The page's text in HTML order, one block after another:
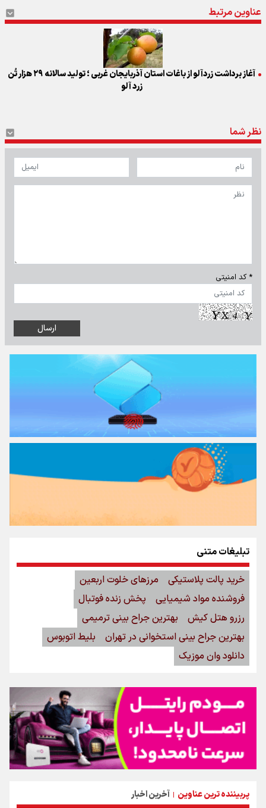
عناوین مرتبط
آغاز برداشت زردآلو از باغات استان آذربایجان غربی ؛ تولید سالانه ۲۹ هزار تُن
زرد آلو
نظر شما
* کد امنیتی
پربیننده ترین عناوین | آخرین اخبار
تبلیغات متنی
خرید پالت پلاستیکی
مرزهای خلوت اربعین
فروشنده مواد شیمیایی
پخش زنده فوتبال
رزرو هتل کیش
بهترین جراح بینی ترمیمی
بهترین جراح بینی استخوانی در تهران
بلیط اتوبوس
دانلود وان موزیک